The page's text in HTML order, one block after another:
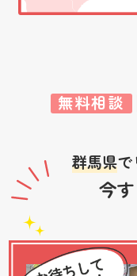
無料相談
群馬県で
今